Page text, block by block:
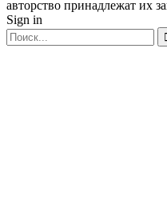
авторство принадлежат их
Sign in